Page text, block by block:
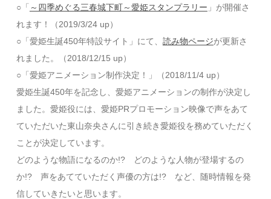
○「 ～四季めぐる三春城下町～愛姫スタンプラリー 」が開催さ
れます！（2019/3/24 up）
○「愛姫生誕450年特設サイト」にて、 読み物ページが更新さ
れました。（2018/12/15 up）
○「愛姫アニメーション制作決定！」（2018/11/4 up）
愛姫生誕450年を記念し、愛姫アニメーションの制作が決定し
ました。愛姫役には、愛姫PRプロモーション映像で声をあて
ていただいた東山奈央さんに引き続き愛姫役を務めていただく
ことが決定しています。
どのような物語になるのか!? どのような人物が登場するの
か!? 声をあてていただく声優の方は!? など、随時情報を発
信していきたいと思います。